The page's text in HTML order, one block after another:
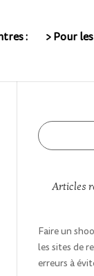
: > Pour
Articles
Faire un
les sites de
erreurs à